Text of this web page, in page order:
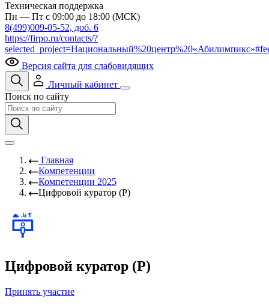
Техническая поддержка
Пн — Пт с 09:00 до 18:00 (МСК)
8(499)009-05-52, доб. 6
https://firpo.ru/contacts/?
Версия сайта для слабовидящих
Личный кабинет
Поиск по сайту
Главная
Компетенции
Компетенции 2025
Цифровой куратор (Р)
Цифровой куратор (Р)
Принять участие